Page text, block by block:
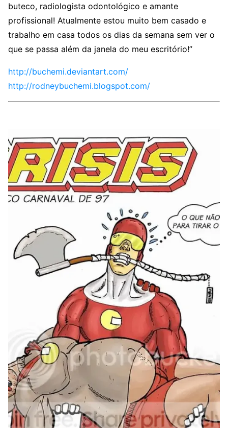
buteco, radiologista odontológico e amante
profissional! Atualmente estou muito bem casado e
trabalho em casa todos os dias da semana sem ver o
que se passa além da janela do meu escritório!”
http://buchemi.deviantart.com/
http://rodneybuchemi.blogspot.com/